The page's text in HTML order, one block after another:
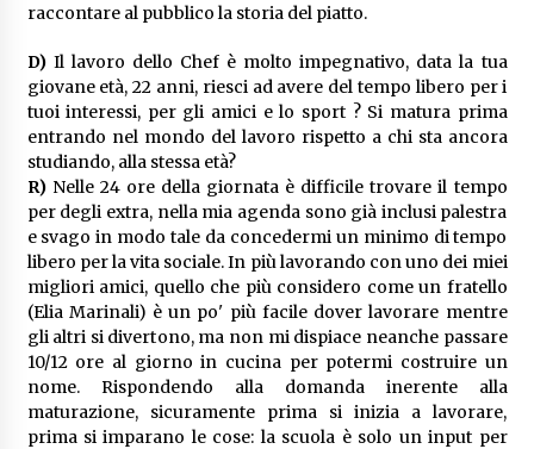
raccontare al pubblico la storia del piatto.
D)Il lavoro dello Chef è molto impegnativo, data la tua
giovane età, 22 anni, riesci ad avere del tempo libero per i
tuoi interessi, per gli amici e lo sport ? Si matura prima
entrando nel mondo del lavoro rispetto a chi sta ancora
studiando, alla stessa età?
R)Nelle 24 ore della giornata è difficile trovare il tempo
per degli extra, nella mia agenda sono già inclusi palestra
e svago in modo tale da concedermi un minimo di tempo
libero per la vita sociale. In più lavorando con uno dei miei
migliori amici, quello che più considero come un fratello
(Elia Marinali) è un po' più facile dover lavorare mentre
gli altri si divertono, ma non mi dispiace neanche passare
10/12 ore al giorno in cucina per potermi costruire un
nome. Rispondendo alla domanda inerente alla
maturazione, sicuramente prima si inizia a lavorare,
prima si imparano le cose: la scuola è solo un input per